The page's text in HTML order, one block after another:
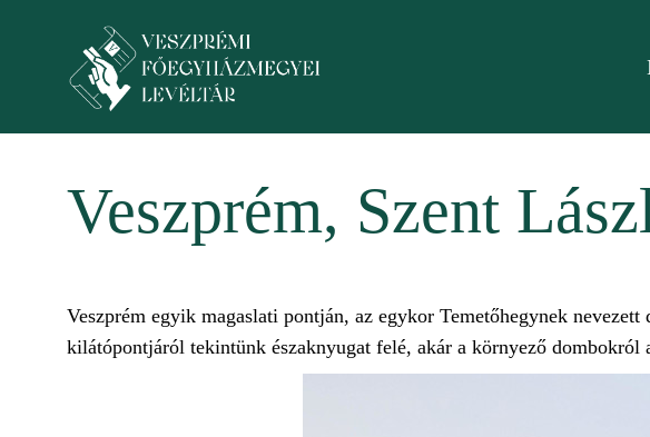
Veszprém, Szent
Veszprém egyik magaslati pontján, az egykor Temetőhegynek
kilátópontjáról tekintünk északnyugat felé, akár a környező